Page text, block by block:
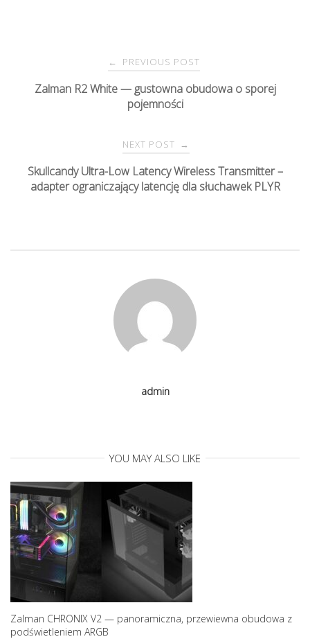
o
n
← PREVIOUS POST
Zalman R2 White — gustowna obudowa o sporej
pojemności
NEXT POST →
Skullcandy Ultra-Low Latency Wireless Transmitter –
adapter ograniczający latencję dla słuchawek PLYR
admin
YOU MAY ALSO LIKE
Zalman CHRONIX V2 — panoramiczna, przewiewna obudowa z
podświetleniem ARGB